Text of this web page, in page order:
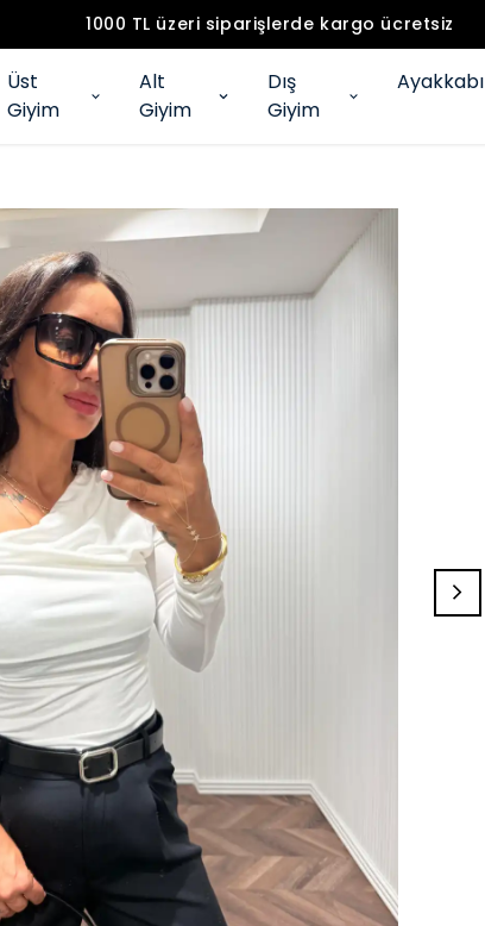
1000 TL üzeri siparişlerde kargo ücretsiz
Üst
Giyim
Alt
Giyim
Dış
Giyim
Ayakkabı